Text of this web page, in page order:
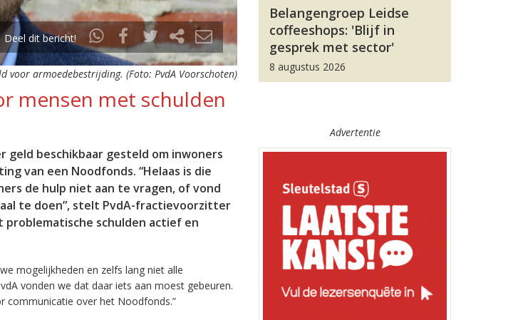
Deel dit bericht!
armoedebestrijding. (Foto: PvdA Voorschoten)
mensen met schulden
beschikbaar gesteld om inwoners
van een Noodfonds. “Helaas is die
de hulp niet aan te vragen, of vond
te doen”, stelt PvdA-fractievoorzitter
problematische schulden actief en
mogelijkheden en zelfs lang niet alle
vonden we dat daar iets aan moest gebeuren.
communicatie over het Noodfonds.”
Belangengroep Leidse
coffeeshops: 'Blijf in
gesprek met sector'
8 augustus 2026
Advertentie